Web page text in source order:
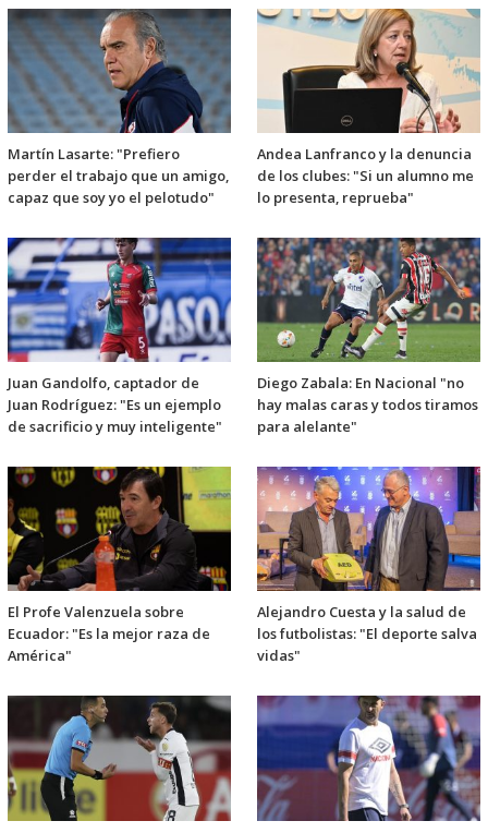
Martín Lasarte: "Prefiero
perder el trabajo que un amigo,
capaz que soy yo el pelotudo"
Andea Lanfranco y la denuncia
de los clubes: "Si un alumno me
lo presenta, reprueba"
Juan Gandolfo, captador de
Juan Rodríguez: "Es un ejemplo
de sacrificio y muy inteligente"
Diego Zabala: En Nacional "no
hay malas caras y todos tiramos
para alelante"
El Profe Valenzuela sobre
Ecuador: "Es la mejor raza de
América"
Alejandro Cuesta y la salud de
los futbolistas: "El deporte salva
vidas"